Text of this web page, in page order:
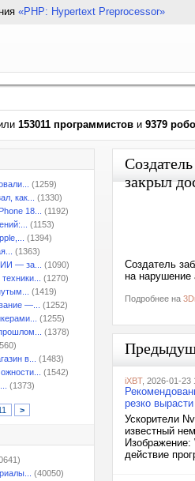
«PHP: Hypertext Preprocessor»
153011 программистов и 9379
(1259)
как...
(1330)
18...
(1192)
(1153)
(1394)
(1363)
— за...
(1090)
(1270)
(1419)
—...
(1252)
(1255)
(1378)
в...
(1483)
(1542)
(1373)
>
(40050)
закрыл
Создатель
на нарушение
Подробнее на
iXBT, 2026-01-23
резко
Ускорители
известный
Изображение:
действие